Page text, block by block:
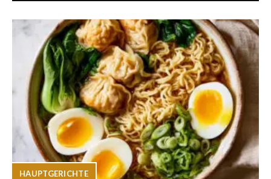
HAUPTGERICHTE